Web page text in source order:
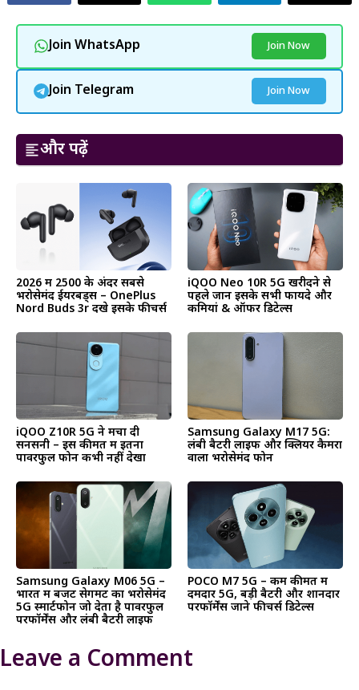
Join WhatsApp Join Now
Join Telegram Join Now
और पढ़ें
2026 में ₹2500 के अंदर सबसे
भरोसेमंद ईयरबड्स – OnePlus
Nord Buds 3r देंखे इसके फीचर्स
iQOO Neo 10R 5G खरीदने से
पहले जानें इसके सभी फायदे और
कमियां & ऑफर डिटेल्स
iQOO Z10R 5G ने मचा दी
सनसनी – इस कीमत में इतना
पावरफुल फोन कभी नहीं देखा
Samsung Galaxy M17 5G:
लंबी बैटरी लाइफ और क्लियर कैमरा
वाला भरोसेमंद फोन
Samsung Galaxy M06 5G –
भारत में बजट सेगमेंट का भरोसेमंद
5G स्मार्टफोन जो देता है पावरफुल
परफॉर्मेंस और लंबी बैटरी लाइफ
POCO M7 5G – कम कीमत में
दमदार 5G, बड़ी बैटरी और शानदार
परफॉर्मेंस जाने फीचर्स डिटेल्स
Leave a Comment